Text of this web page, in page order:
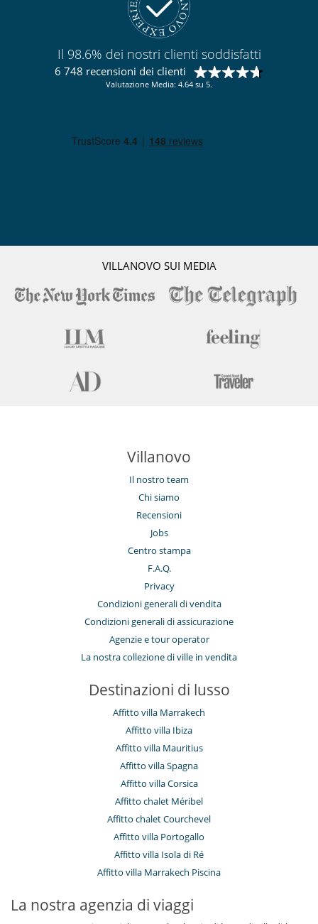
Il 98.6% dei nostri clienti soddisfatti
6 748 recensioni dei clienti
Valutazione Media: 4.64 su 5.
VILLANOVO SUI MEDIA
Villanovo
Il nostro team
Chi siamo
Recensioni
Jobs
Centro stampa
F.A.Q.
Privacy
Condizioni generali di vendita
Condizioni generali di assicurazione
Agenzie e tour operator
La nostra collezione di ville in vendita
Destinazioni di lusso
Affitto villa Marrakech
Affitto villa Ibiza
Affitto villa Mauritius
Affitto villa Spagna
Affitto villa Corsica
Affitto chalet Méribel
Affitto chalet Courchevel
Affitto villa Portogallo
Affitto villa Isola di Ré
Affitto villa Marrakech Piscina
La nostra agenzia di viaggi